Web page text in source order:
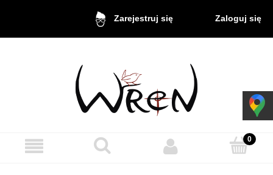
Zarejestruj się Zaloguj się